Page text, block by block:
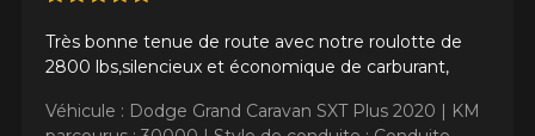
Très bonne tenue de route avec notre roulotte de
2800 lbs,silencieux et économique de carburant,
Véhicule : Dodge Grand Caravan SXT Plus 2020 | KM